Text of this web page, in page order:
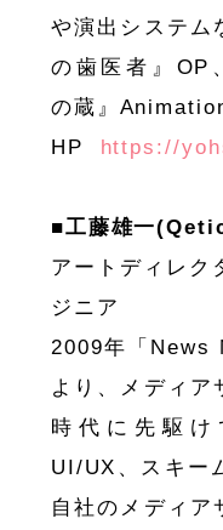
や演出システム
の歯医者』OP
の蔵』
HP
https://
■︎工藤雄一
アートディレク
ジニア
2009年「News
より、メディア
時代に先駆
UI/UX、スキー
自社のメディア